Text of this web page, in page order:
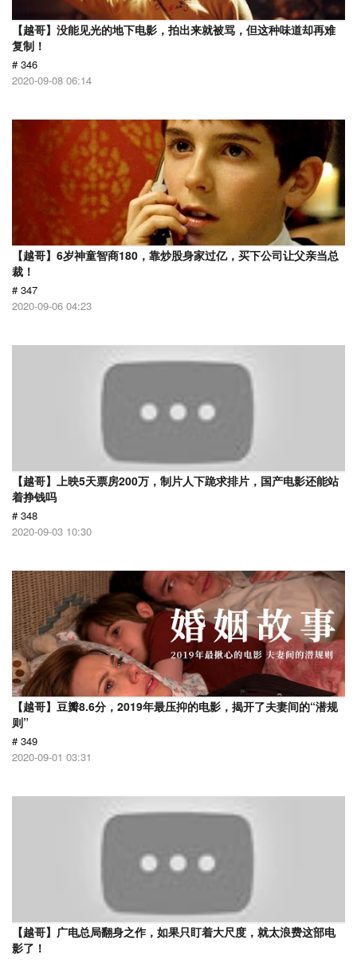
【越哥】没能见光的地下电影，拍出来就被骂，但这种味道却再难
复制！
# 346
2020-09-08 06:14
【越哥】6岁神童智商180，靠炒股身家过亿，买下公司让父亲当总
裁！
# 347
2020-09-06 04:23
【越哥】上映5天票房200万，制片人下跪求排片，国产电影还能站
着挣钱吗
# 348
2020-09-03 10:30
【越哥】豆瓣8.6分，2019年最压抑的电影，揭开了夫妻间的“潜规
则”
# 349
2020-09-01 03:31
【越哥】广电总局翻身之作，如果只盯着大尺度，就太浪费这部电
影了！